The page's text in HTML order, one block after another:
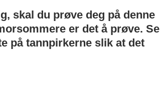
skal du prøve deg på denne
er det å prøve. Se
på tannpirkerne slik at det